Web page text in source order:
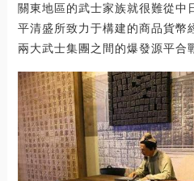
關東地區的武士家族就很難從中
平清盛所致力于構建的商品貨幣
兩大武士集團之間的爆發源平合